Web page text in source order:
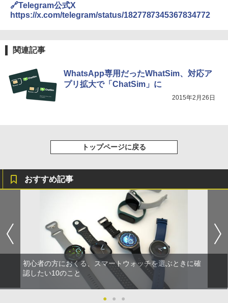
🔗Telegram公式X
https://x.com/telegram/status/1827787345367834772
関連記事
WhatsApp専用だったWhatSim、対応ア
プリ拡大で「ChatSim」に
2015年2月26日
トップページに戻る
おすすめ記事
初心者の方におくる、スマートウォッチを選ぶときに確
認したい10のこと
● ● ●